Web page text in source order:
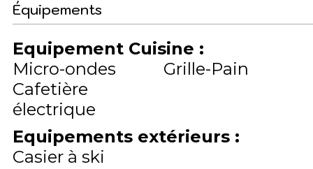
Équipements
Equipement Cuisine :
Micro-ondes
Grille-Pain
Cafetière
électrique
Equipements extérieurs :
Casier à ski